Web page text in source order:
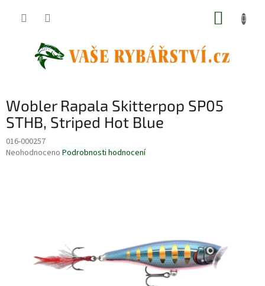
Wobler Rapala Skitterpop SP05
STHB, Striped Hot Blue
016-000257
Průměrné
Neohodnoceno Podrobnosti hodnocení